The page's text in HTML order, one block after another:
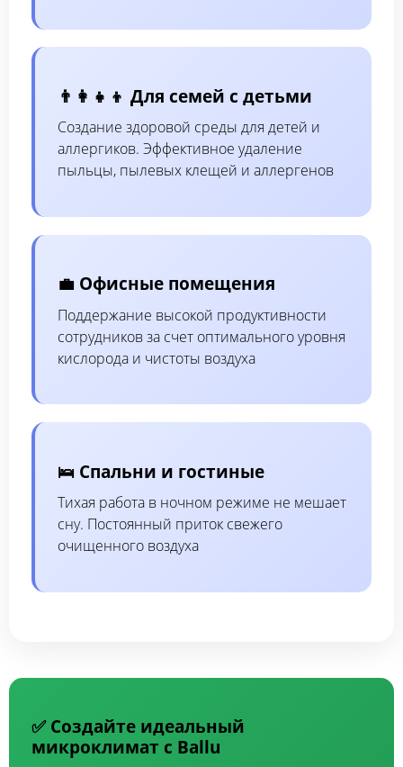
👨‍👩‍👧‍👦 Для семей с детьми
Создание здоровой среды для детей и
аллергиков. Эффективное удаление
пыльцы, пылевых клещей и аллергенов
💼 Офисные помещения
Поддержание высокой продуктивности
сотрудников за счет оптимального уровня
кислорода и чистоты воздуха
🛌 Спальни и гостиные
Тихая работа в ночном режиме не мешает
сну. Постоянный приток свежего
очищенного воздуха
✅ Создайте идеальный
микроклимат с Ballu